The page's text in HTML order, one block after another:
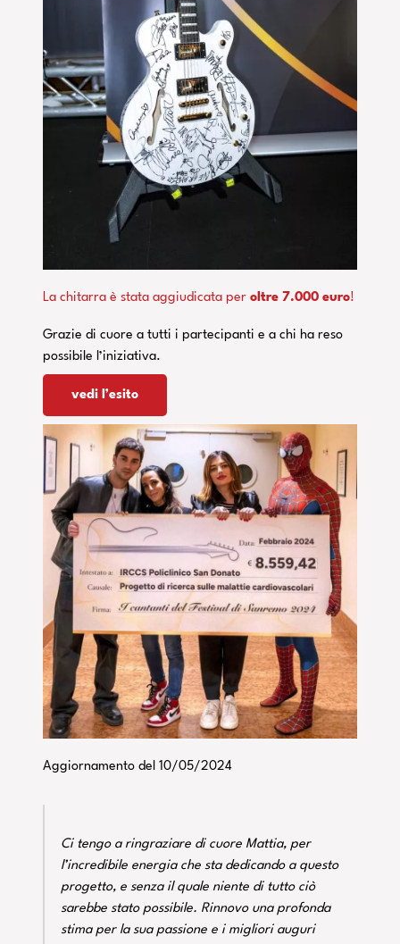
La chitarra è stata aggiudicata peroltre 7.000 euro!
Grazie di cuore a tutti i partecipanti e a chi ha reso
possibile l’iniziativa.
vedi l’esito
Aggiornamento del 10/05/2024
Ci tengo a ringraziare di cuore Mattia, per
l’incredibile energia che sta dedicando a questo
progetto, e senza il quale niente di tutto ciò
sarebbe stato possibile. Rinnovo una profonda
stima per la sua passione e i migliori auguri